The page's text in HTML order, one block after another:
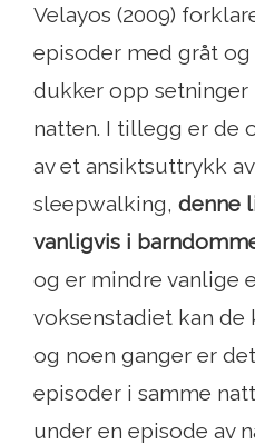
Velayos (2009)
episoder med gråt
dukker opp
natten. I tillegg er de
av et ansiktsuttrykk
sleepwalking, denne
vanligvis i
og er mindre vanlige
voksenstadiet kan
og noen ganger er
episoder i samme
under en episode av